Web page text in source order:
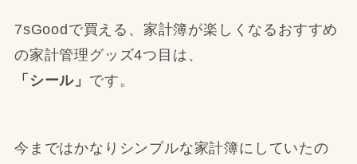
7sGoodで買える、家計簿が楽しくなるおすすめ
の家計管理グッズ4つ目は、
「シール」 です。
今まではかなりシンプルな家計簿にしていたの